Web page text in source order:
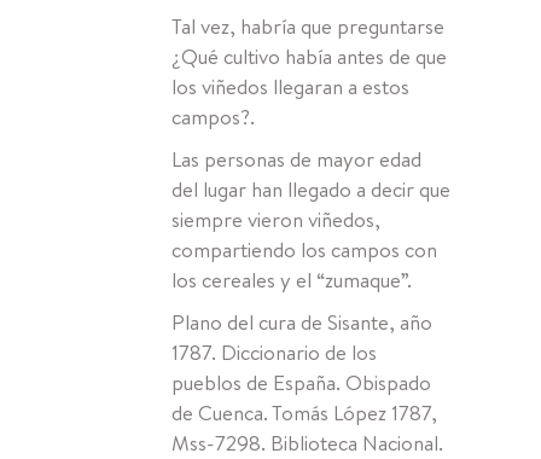
Tal vez, habría que preguntarse
¿Qué cultivo había antes de que
los viñedos llegaran a estos
campos?.
Las personas de mayor edad
del lugar han llegado a decir que
siempre vieron viñedos,
compartiendo los campos con
los cereales y el “zumaque”.
Plano del cura de Sisante, año
1787. Diccionario de los
pueblos de España. Obispado
de Cuenca. Tomás López 1787,
Mss-7298. Biblioteca Nacional.